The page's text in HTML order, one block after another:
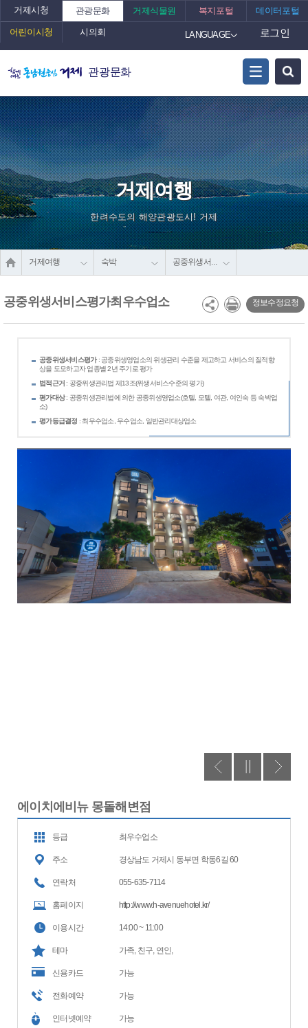
거제시청 관광문화 거제식물원 복지포털 데이터포털
어린이시청 시의회 LANGUAGE 로그인
관광문화
거제여행
한려수도의 해양관광도시! 거제
거제여행 숙박 공중위생서비스평가최우수업소
공중위생서비스평가최우수업소 정보수정요청
공중위생서비스평가: 공중위생영업소의 위생관리 수준을 제고하고 서비스의 질적향
상을 도모하고자 업종별 2년 주기로 평가
법적근거 : 공중위생관리법 제13조(위생서비스수준의 평가)
평가대상 : 공중위생관리법에 의한 공중위생영업소(호텔, 모텔, 여관, 여인숙 등 숙박업
소)
평가등급결정 : 최우수업소, 우수업소, 일반관리대상업소
에이치에비뉴 몽돌해변점
등급 최우수업소
주소 경상남도 거제시 동부면 학동6길 60
연락처 055-635-7114
홈페이지 http://www.h-avenuehotel.kr/
이용시간 14:00 ~ 11:00
테마 가족, 친구, 연인,
신용카드 가능
전화예약 가능
인터넷예약 가능